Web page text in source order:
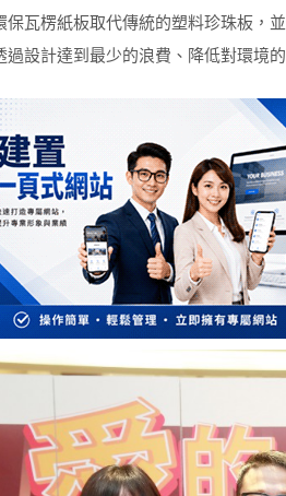
保瓦楞紙板取代傳統的塑料珍珠板，
過設計達到最少的浪費、降低對環境的